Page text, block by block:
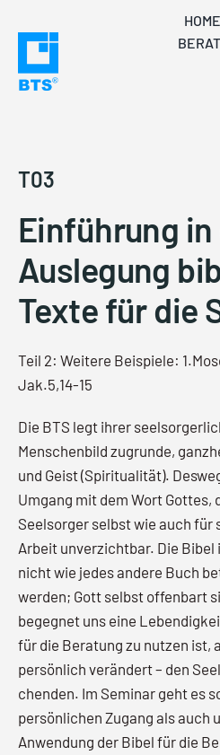
content
HOME
T03
Einführung in
Auslegung
Texte für die
Teil 2: Weitere Beispiele:
Jak.5,14-15
Die BTS legt ihrer
Menschenbild zugrunde,
und Geist (Spiritualität).
Umgang mit dem Wort Gottes,
Seelsorger selbst wie auch für
Arbeit unverzichtbar. Die
nicht wie jedes andere Buch
werden; Gott selbst offenbart
begegnet uns eine
für die Beratung zu nutzen ist,
persönlich verändert – den
chenden. Im Seminar geht es
persönlichen Zugang als auch
Anwendung der Bibel für die